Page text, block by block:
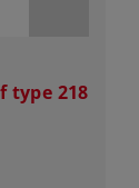
type 218